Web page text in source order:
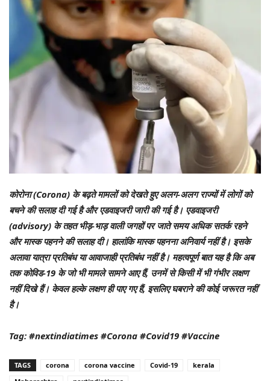
कोरोना (Corona) के बढ़ते मामलों को देखते हुए अलग-अलग राज्यों में लोगों को
बचने की सलाह दी गई है और एडवाइजरी जारी की गई है। एडवाइजरी
(advisory) के तहत भीड़-भाड़ वाली जगहों पर जाते समय अधिक सतर्क रहने
और मास्क पहनने की सलाह दी। हालांकि मास्क पहनना अनिवार्य नहीं है। इसके
अलावा यात्रा प्रतिबंध या आवाजाही प्रतिबंध नहीं है। महत्वपूर्ण बात यह है कि अब
तक कोविड-19 के जो भी मामले सामने आए हैं, उनमें से किसी में भी गंभीर लक्षण
नहीं दिखे हैं। केवल हल्के लक्षण ही पाए गए हैं, इसलिए घबराने की कोई जरूरत नहीं
है।
Tag: #nextindiatimes #Corona #Covid19 #Vaccine
TAGS corona corona vaccine Covid-19
kerala